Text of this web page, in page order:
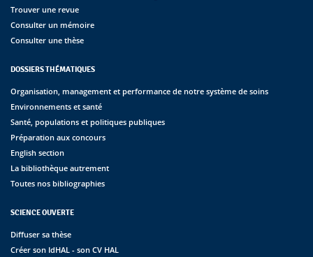
Trouver une revue
Consulter un mémoire
Consulter une thèse
DOSSIERS THÉMATIQUES
Organisation, management et performance de notre système de soins
Environnements et santé
Santé, populations et politiques publiques
Préparation aux concours
English section
La bibliothèque autrement
Toutes nos bibliographies
SCIENCE OUVERTE
Diffuser sa thèse
Créer son IdHAL - son CV HAL